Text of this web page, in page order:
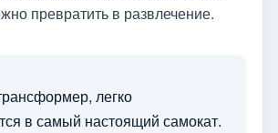
превратить в развлечение.
легко
в самый настоящий самокат.